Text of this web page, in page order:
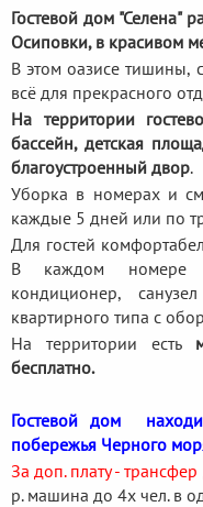
Гостевой дом "Селена"
Осиповки, в красивом
В этом оазисе тишины,
всё для прекрасного
На территории
бассейн, детская
благоустроенный двор.
Уборка в номерах и
каждые 5 дней или по
Для гостей
В каждом номере
кондиционер,
квартирного типа с
На территории есть
бесплатно.
Гостевой дом
побережья Черного
За доп. плату -
р. машина до 4х чел. в